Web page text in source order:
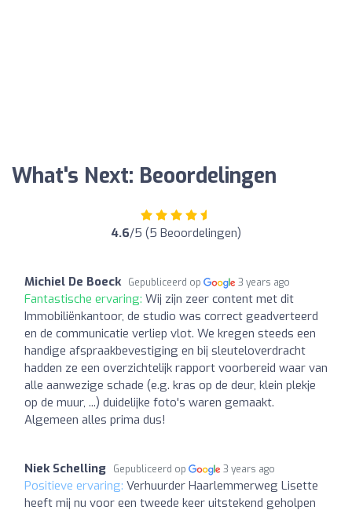
What's Next: Beoordelingen
4.6/5 (5 Beoordelingen)
Michiel De Boeck Gepubliceerd op 3 years ago
Fantastische ervaring: Wij zijn zeer content met dit
Immobiliënkantoor, de studio was correct geadverteerd
en de communicatie verliep vlot. We kregen steeds een
handige afspraakbevestiging en bij sleuteloverdracht
hadden ze een overzichtelijk rapport voorbereid waar van
alle aanwezige schade (e.g. kras op de deur, klein plekje
op de muur, ...) duidelijke foto's waren gemaakt.
Algemeen alles prima dus!
Niek Schelling Gepubliceerd op 3 years ago
Positieve ervaring: Verhuurder Haarlemmerweg Lisette
heeft mij nu voor een tweede keer uitstekend geholpen